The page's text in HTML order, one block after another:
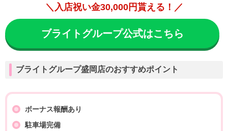
＼入店祝い金30,000円貰える！／
ブライトグループ公式はこちら
ブライトグループ盛岡店のおすすめポイント
ボーナス報酬あり
駐車場完備